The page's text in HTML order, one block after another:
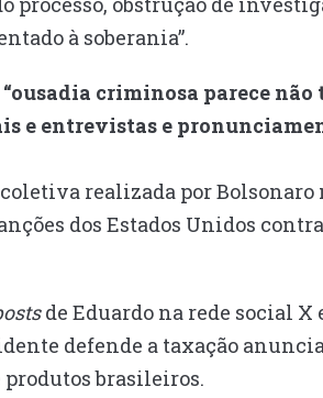
à soberania”.
criminosa parece
e entrevistas e
realizada por Bolsonaro
dos Estados Unidos
de Eduardo na rede social X
defende a taxação
produtos brasileiros.